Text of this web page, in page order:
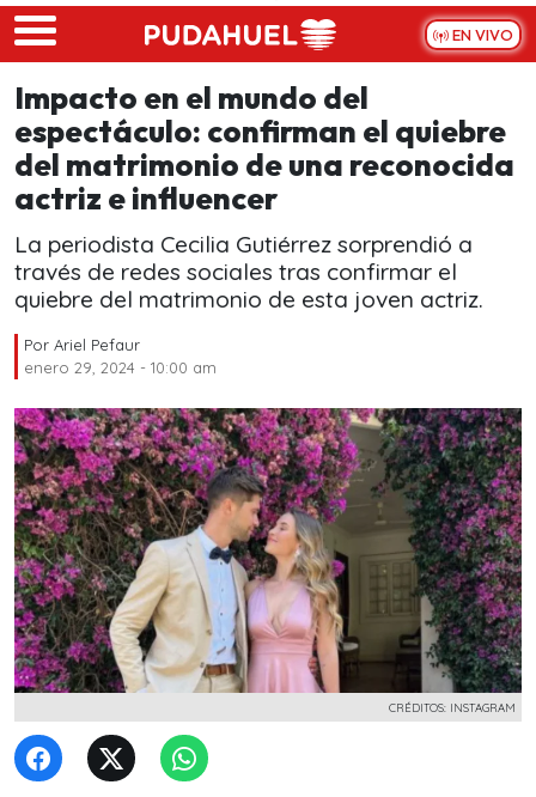
Skip to main content
EN VIVO
Impacto en el mundo del
espectáculo: confirman el quiebre
del matrimonio de una reconocida
actriz e influencer
La periodista Cecilia Gutiérrez sorprendió a
través de redes sociales tras confirmar el
quiebre del matrimonio de esta joven actriz.
Por Ariel Pefaur
enero 29, 2024 - 10:00 am
CRÉDITOS: INSTAGRAM